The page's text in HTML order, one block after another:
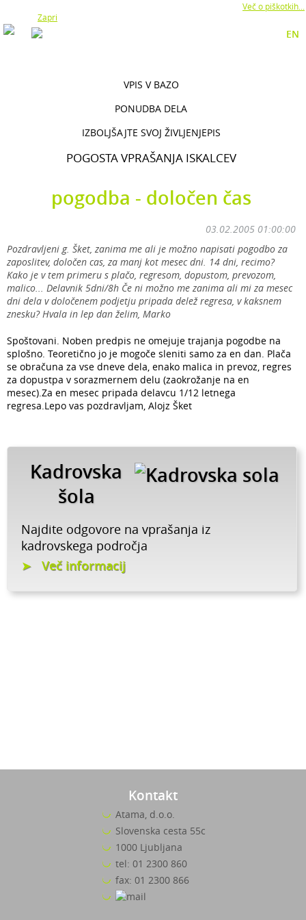
Več o piškotkih...
Zapri
EN
VPIS V BAZO
PONUDBA DELA
IZBOLJŠAJTE SVOJ ŽIVLJENJEPIS
POGOSTA VPRAŠANJA ISKALCEV
pogodba - določen čas
03.02.2005 01:00:00
Pozdravljeni g. Šket, zanima me ali je možno napisati pogodbo za
zaposlitev, določen cas, za manj kot mesec dni. 14 dni, recimo?
Kako je v tem primeru s plačo, regresom, dopustom, prevozom,
malico... Delavnik 5dni/8h Če ni možno me zanima ali mi za mesec
dni dela v določenem podjetju pripada delež regresa, v kaksnem
znesku? Hvala in lep dan želim, Marko
Spoštovani. Noben predpis ne omejuje trajanja pogodbe na
splošno. Teoretično jo je mogoče sleniti samo za en dan. Plača
se obračuna za vse dneve dela, enako malica in prevoz, regres
za dopustpa v sorazmernem delu (zaokrožanje na en
mesec).Za en mesec pripada delavcu 1/12 letnega
regresa.Lepo vas pozdravljam, Alojz Šket
Kadrovska
šola
Najdite odgovore na vprašanja iz
kadrovskega področja
Več informacij
Kontakt
Atama, d.o.o.
Slovenska cesta 55c
1000 Ljubljana
tel: 01 2300 860
fax: 01 2300 866